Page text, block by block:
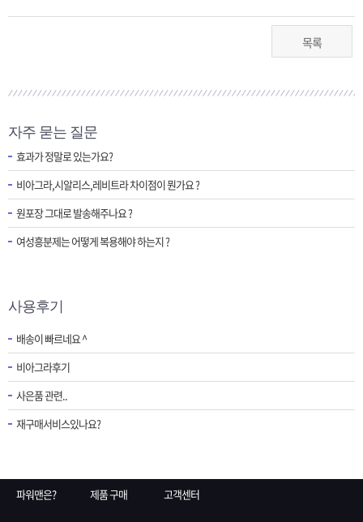
목록
자주 묻는 질문
효과가 정말로 있는가요?
비아그라,시알리스,레비트라 차이점이 뭔가요 ?
원포장 그대로 발송해주나요 ?
여성흥분제는 어떻게 복용해야 하는지 ?
사용후기
배송이 빠르네요 ^
비아그라후기
사은품 관련..
재구매서비스있나요?
파워맨은? 제품 구매 고객센터